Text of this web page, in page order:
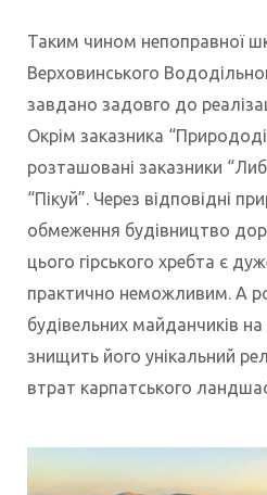
Таким чином непоправної
Верховинського
завдано задовго до
Окрім заказника
розташовані заказники
“Пікуй”. Через відповідні
обмеження будівництво
цього гірського хребта є
практично неможливим. А
будівельних майданчиків
знищить його унікальний
втрат карпатського